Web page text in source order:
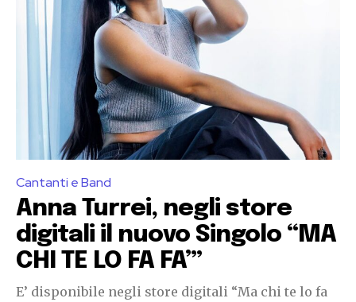
Cantanti e Band
Anna Turrei, negli store
digitali il nuovo Singolo “MA
CHI TE LO FA FA’”
E’ disponibile negli store digitali “Ma chi te lo fa